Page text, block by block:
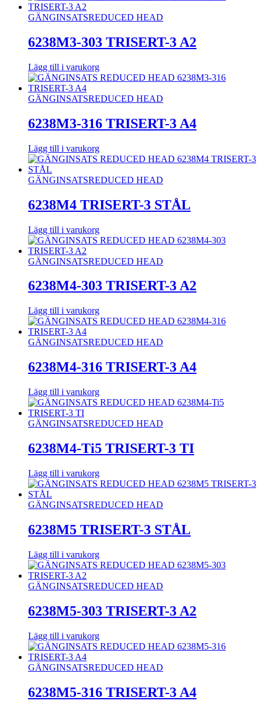
GÄNGINSATSREDUCED HEAD
6238M3-303 TRISERT-3 A2
Lägg till i varukorg
GÄNGINSATSREDUCED HEAD
6238M3-316 TRISERT-3 A4
Lägg till i varukorg
GÄNGINSATSREDUCED HEAD
6238M4 TRISERT-3 STÅL
Lägg till i varukorg
GÄNGINSATSREDUCED HEAD
6238M4-303 TRISERT-3 A2
Lägg till i varukorg
GÄNGINSATSREDUCED HEAD
6238M4-316 TRISERT-3 A4
Lägg till i varukorg
GÄNGINSATSREDUCED HEAD
6238M4-Ti5 TRISERT-3 TI
Lägg till i varukorg
GÄNGINSATSREDUCED HEAD
6238M5 TRISERT-3 STÅL
Lägg till i varukorg
GÄNGINSATSREDUCED HEAD
6238M5-303 TRISERT-3 A2
Lägg till i varukorg
GÄNGINSATSREDUCED HEAD
6238M5-316 TRISERT-3 A4